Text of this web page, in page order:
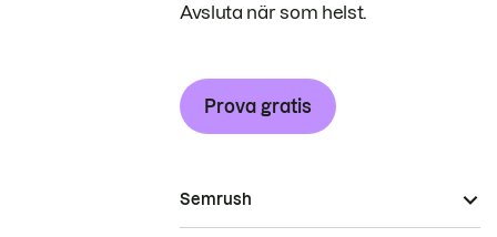
Avsluta när som helst.
Prova gratis
Semrush